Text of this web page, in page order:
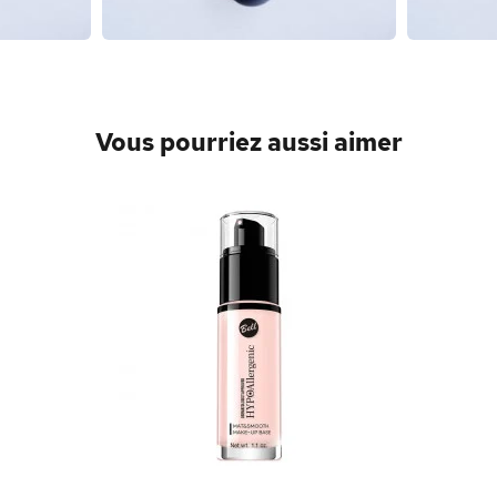
Vous pourriez aussi aimer